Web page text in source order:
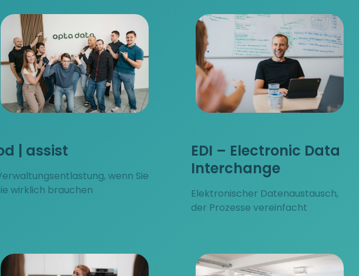
| assist
wenn Sie
wirklich brauchen
EDI – Electronic Data
Interchange
Elektronischer Datenaustausch,
der Prozesse vereinfacht